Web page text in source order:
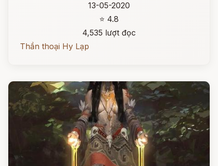
13-05-2020
⭐ 4.8
4,535 lượt đọc
Thần thoại Hy Lạp